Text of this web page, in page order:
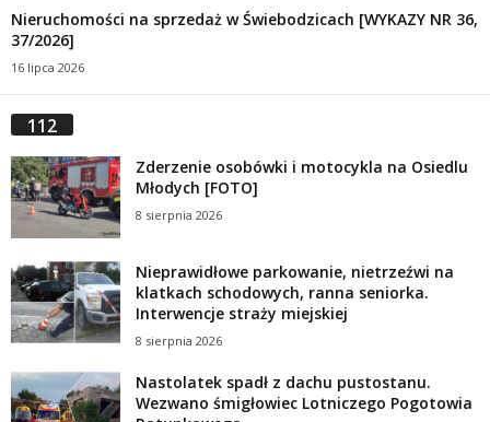
Nieruchomości na sprzedaż w Świebodzicach [WYKAZY NR 36,
37/2026]
16 lipca 2026
112
Zderzenie osobówki i motocykla na Osiedlu
Młodych [FOTO]
8 sierpnia 2026
Nieprawidłowe parkowanie, nietrzeźwi na
klatkach schodowych, ranna seniorka.
Interwencje straży miejskiej
8 sierpnia 2026
Nastolatek spadł z dachu pustostanu.
Wezwano śmigłowiec Lotniczego Pogotowia